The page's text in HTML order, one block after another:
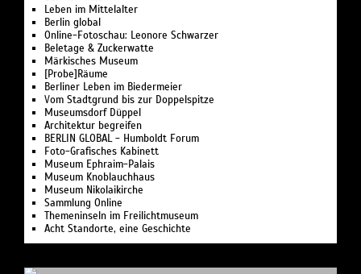
Leben im Mittelalter
Berlin global
Online-Fotoschau: Leonore Schwarzer
Beletage & Zuckerwatte
Märkisches Museum
[Probe]Räume
Berliner Leben im Biedermeier
Vom Stadtgrund bis zur Doppelspitze
Museumsdorf Düppel
Architektur begreifen
BERLIN GLOBAL - Humboldt Forum
Foto-Grafisches Kabinett
Museum Ephraim-Palais
Museum Knoblauchhaus
Museum Nikolaikirche
Sammlung Online
Themeninseln im Freilichtmuseum
Acht Standorte, eine Geschichte